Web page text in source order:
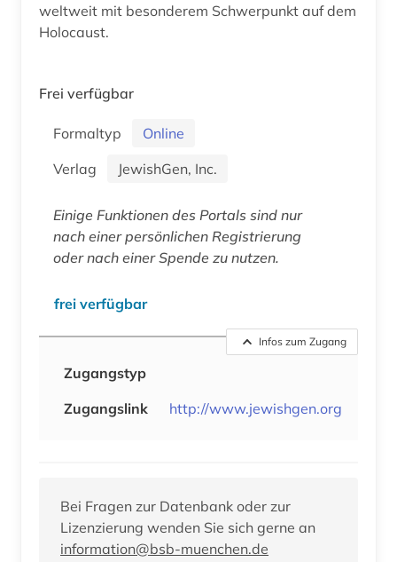
weltweit mit besonderem Schwerpunkt auf dem
Holocaust.
Frei verfügbar
Formaltyp
Online
Verlag
JewishGen, Inc.
Einige Funktionen des Portals sind nur
nach einer persönlichen Registrierung
oder nach einer Spende zu nutzen.
frei verfügbar
Infos zum Zugang
Zugangstyp
Zugangslink
http://www.jewishgen.org
Bei Fragen zur Datenbank oder zur
Lizenzierung wenden Sie sich gerne an
information@bsb-muenchen.de